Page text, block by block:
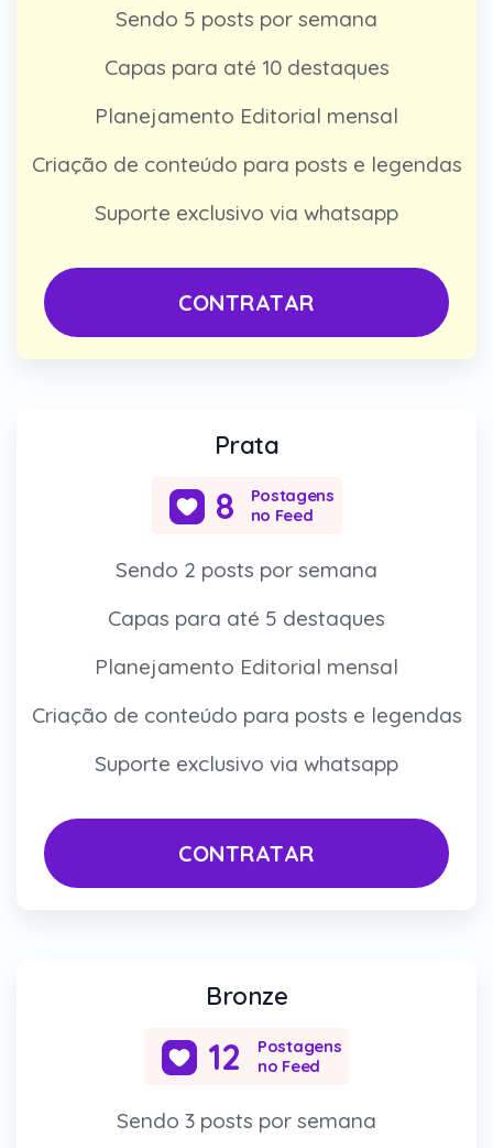
Prata
8
Postagens
no Feed
Sendo 2 posts por semana
Capas para até 5 destaques
Planejamento Editorial mensal
Criação de conteúdo para posts e legendas
Suporte exclusivo via whatsapp
CONTRATAR
Bronze
12
Postagens
no Feed
Sendo 3 posts por semana
Sendo 5 posts por semana
Capas para até 10 destaques
Planejamento Editorial mensal
Criação de conteúdo para posts e legendas
Suporte exclusivo via whatsapp
CONTRATAR